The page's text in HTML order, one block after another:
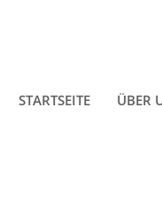
STARTSEITE ÜBER